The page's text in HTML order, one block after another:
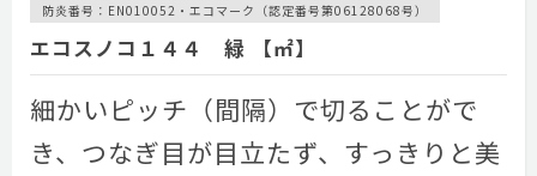
防炎番号：EN010052・エコマーク（認定番号第06128068号）
エコスノコ１４４ 緑 【㎡】
細かいピッチ（間隔）で切ることがで
き、つなぎ目が目立たず、すっきりと美